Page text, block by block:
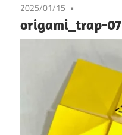
2025/01/15
origami_trap-07